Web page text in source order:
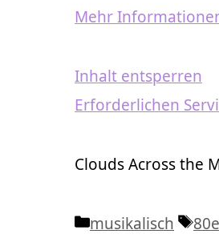
Mehr
Inhalt entsperren
Erforderlichen
Clouds Across the
Kategorien
musikalisch